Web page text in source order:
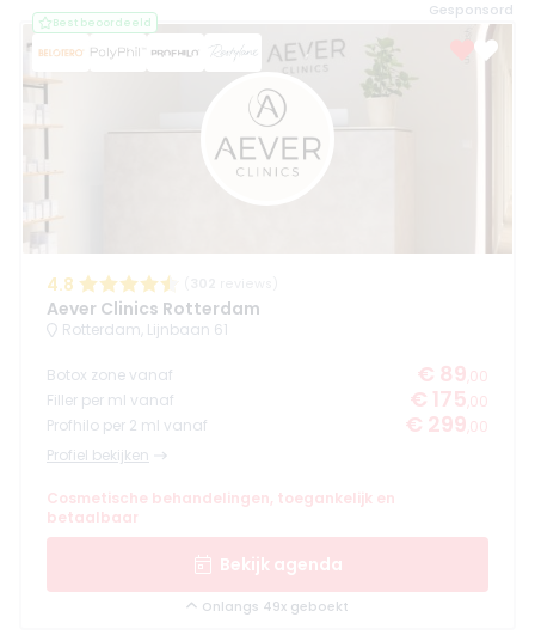
Gesponsord
Best beoordeeld
4.8
Aever Clinics Rotterdam
Rotterdam, Lijnbaan 61
Botox zone vanaf € 89 ,00
Filler per ml vanaf
€ 175 ,00
Profhilo per 2 ml vanaf
€ 299 ,00
Profiel bekijken
Cosmetische behandelingen, toegankelijk en
betaalbaar
Bekijk agenda
Onlangs 49x geboekt